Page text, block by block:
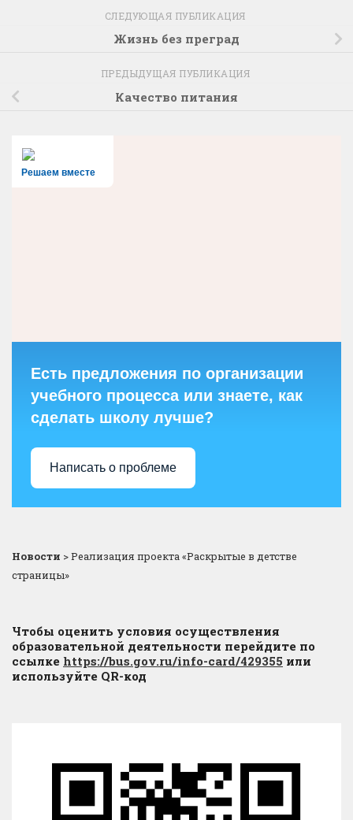
СЛЕДУЮЩАЯ ПУБЛИКАЦИЯ
Жизнь без преград
ПРЕДЫДУЩАЯ ПУБЛИКАЦИЯ
Качество питания
Решаем вместе
Есть предложения по организации
учебного процесса или знаете, как
сделать школу лучше?
Написать о проблеме
Новости >Реализация проекта «Раскрытые в детстве
страницы»
Чтобы оценить условия осуществления
образовательной деятельности перейдите по
ссылке https://bus.gov.ru/info-card/429355 или
используйте QR-код